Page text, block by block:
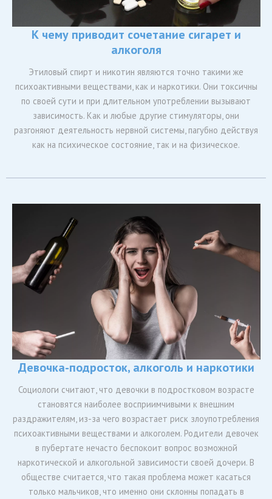
К чему приводит сочетание сигарет и
алкоголя
Этиловый спирт и никотин являются точно такими же
психоактивными веществами, как и наркотики. Они токсичны
по своей сути и при длительном употреблении вызывают
зависимость. Как и любые другие стимуляторы, они
разгоняют деятельность нервной системы, пагубно действуя
как на психическое состояние, так и на физическое.
Девочка-подросток, алкоголь и наркотики
Социологи считают, что девочки в подростковом возрасте
становятся наиболее восприимчивыми к внешним
раздражителям, из-за чего возрастает риск злоупотребления
психоактивными веществами и алкоголем. Родители девочек
в пубертате нечасто беспокоит вопрос возможной
наркотической и алкогольной зависимости своей дочери. В
обществе считается, что такая проблема может касаться
только мальчиков, что именно они склонны попадать в